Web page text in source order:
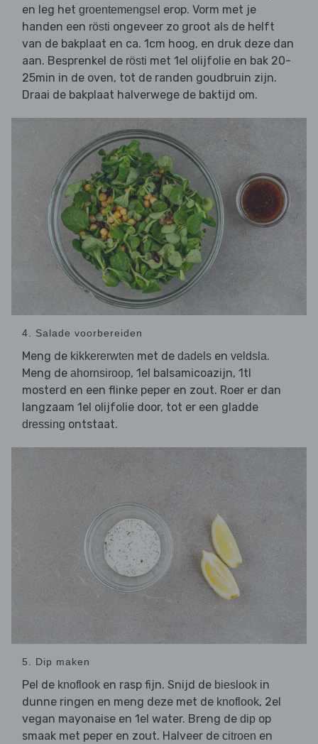
en leg het groentemengsel erop. Vorm met je
handen een rösti ongeveer zo groot als de helft
van de bakplaat en ca. 1cm hoog, en druk deze dan
aan. Besprenkel de rösti met 1el olijfolie en bak 20-
25min in de oven, tot de randen goudbruin zijn.
Draai de bakplaat halverwege de baktijd om.
4. Salade voorbereiden
Meng de kikkererwten met de dadels en veldsla.
Meng de ahornsiroop, 1el balsamicoazijn, 1tl
mosterd en een flinke peper en zout. Roer er dan
langzaam 1el olijfolie door, tot er een gladde
dressing ontstaat.
5. Dip maken
Pel de knoflook en rasp fijn. Snijd de bieslook in
dunne ringen en meng deze met de knoflook, 2el
vegan mayonaise en 1el water. Breng de dip op
smaak met peper en zout. Halveer de citroen en